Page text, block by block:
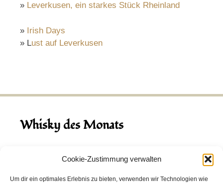
Cookie-Zustimmung verwalten
Um dir ein optimales Erlebnis zu bieten, verwenden wir Technologien wie
» Leverkusen, ein starkes Stück Rheinland
» Irish Days
» Lust auf Leverkusen
Whisky des Monats
August 2026
Hinch Double Wood